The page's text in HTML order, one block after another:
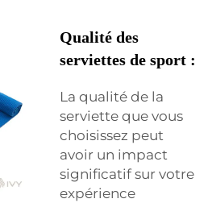
Qualité des
serviettes de sport :
La qualité de la
serviette que vous
choisissez peut
avoir un impact
significatif sur votre
expérience